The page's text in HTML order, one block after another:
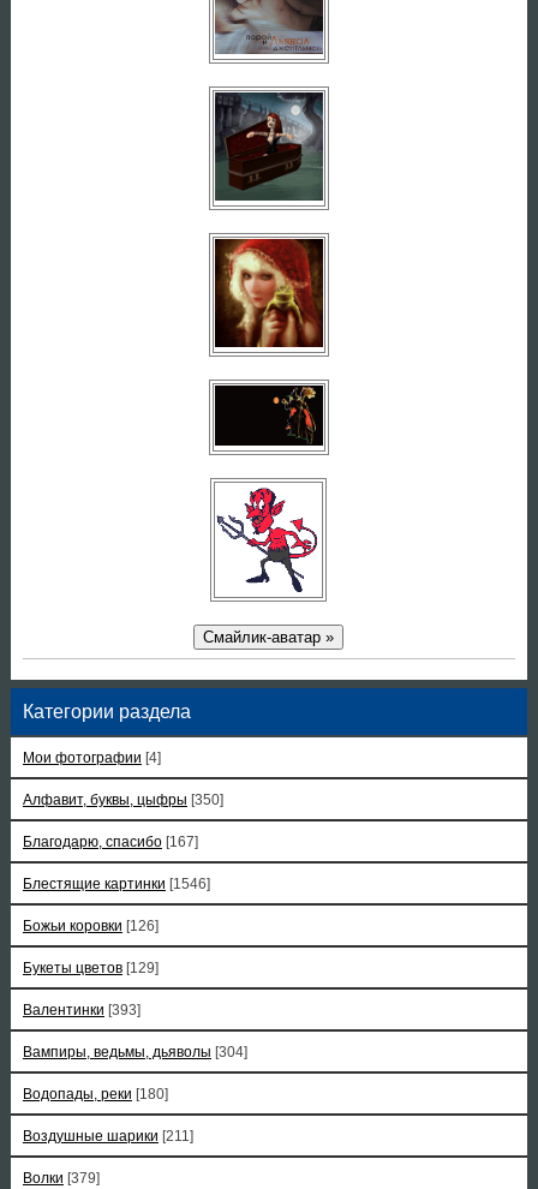
Смайлик-аватар »
Категории раздела
Мои фотографии [4]
Алфавит, буквы, цыфры [350]
Благодарю, спасибо [167]
Блестящие картинки [1546]
Божьи коровки [126]
Букеты цветов [129]
Валентинки [393]
Вампиры, ведьмы, дьяволы [304]
Водопады, реки [180]
Воздушные шарики [211]
Волки [379]